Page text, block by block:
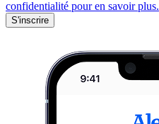
confidentialité pour en savoir plus.
S'inscrire